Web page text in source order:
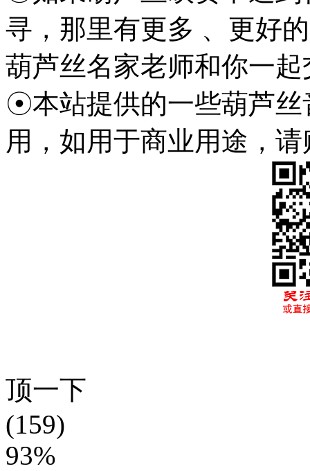
寻，那里有更多 、更好
葫芦丝名家老师和你一起
☉本站提供的一些葫芦丝
用，如用于商业用途，
顶一下
(159)
93%